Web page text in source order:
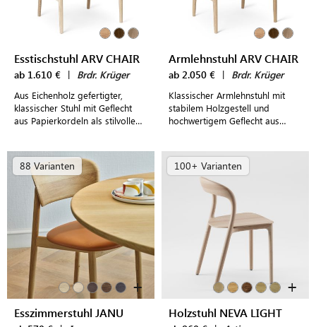
Esstischstuhl ARV CHAIR
ab 1.610 € | Brdr. Krüger
Aus Eichenholz gefertigter,
klassischer Stuhl mit Geflecht
aus Papierkordeln als stilvolle
Armlehnstuhl ARV CHAIR
ab 2.050 € | Brdr. Krüger
Klassischer Armlehnstuhl mit
stabilem Holzgestell und
hochwertigem Geflecht aus
Restaurants
88 Varianten
+
Esszimmerstuhl JANU
100+ Varianten
+
Holzstuhl NEVA LIGHT